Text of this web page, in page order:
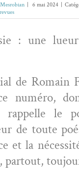
6 mai 2024
: une
de Romain
numéro,
le
de toute
et la
partout,